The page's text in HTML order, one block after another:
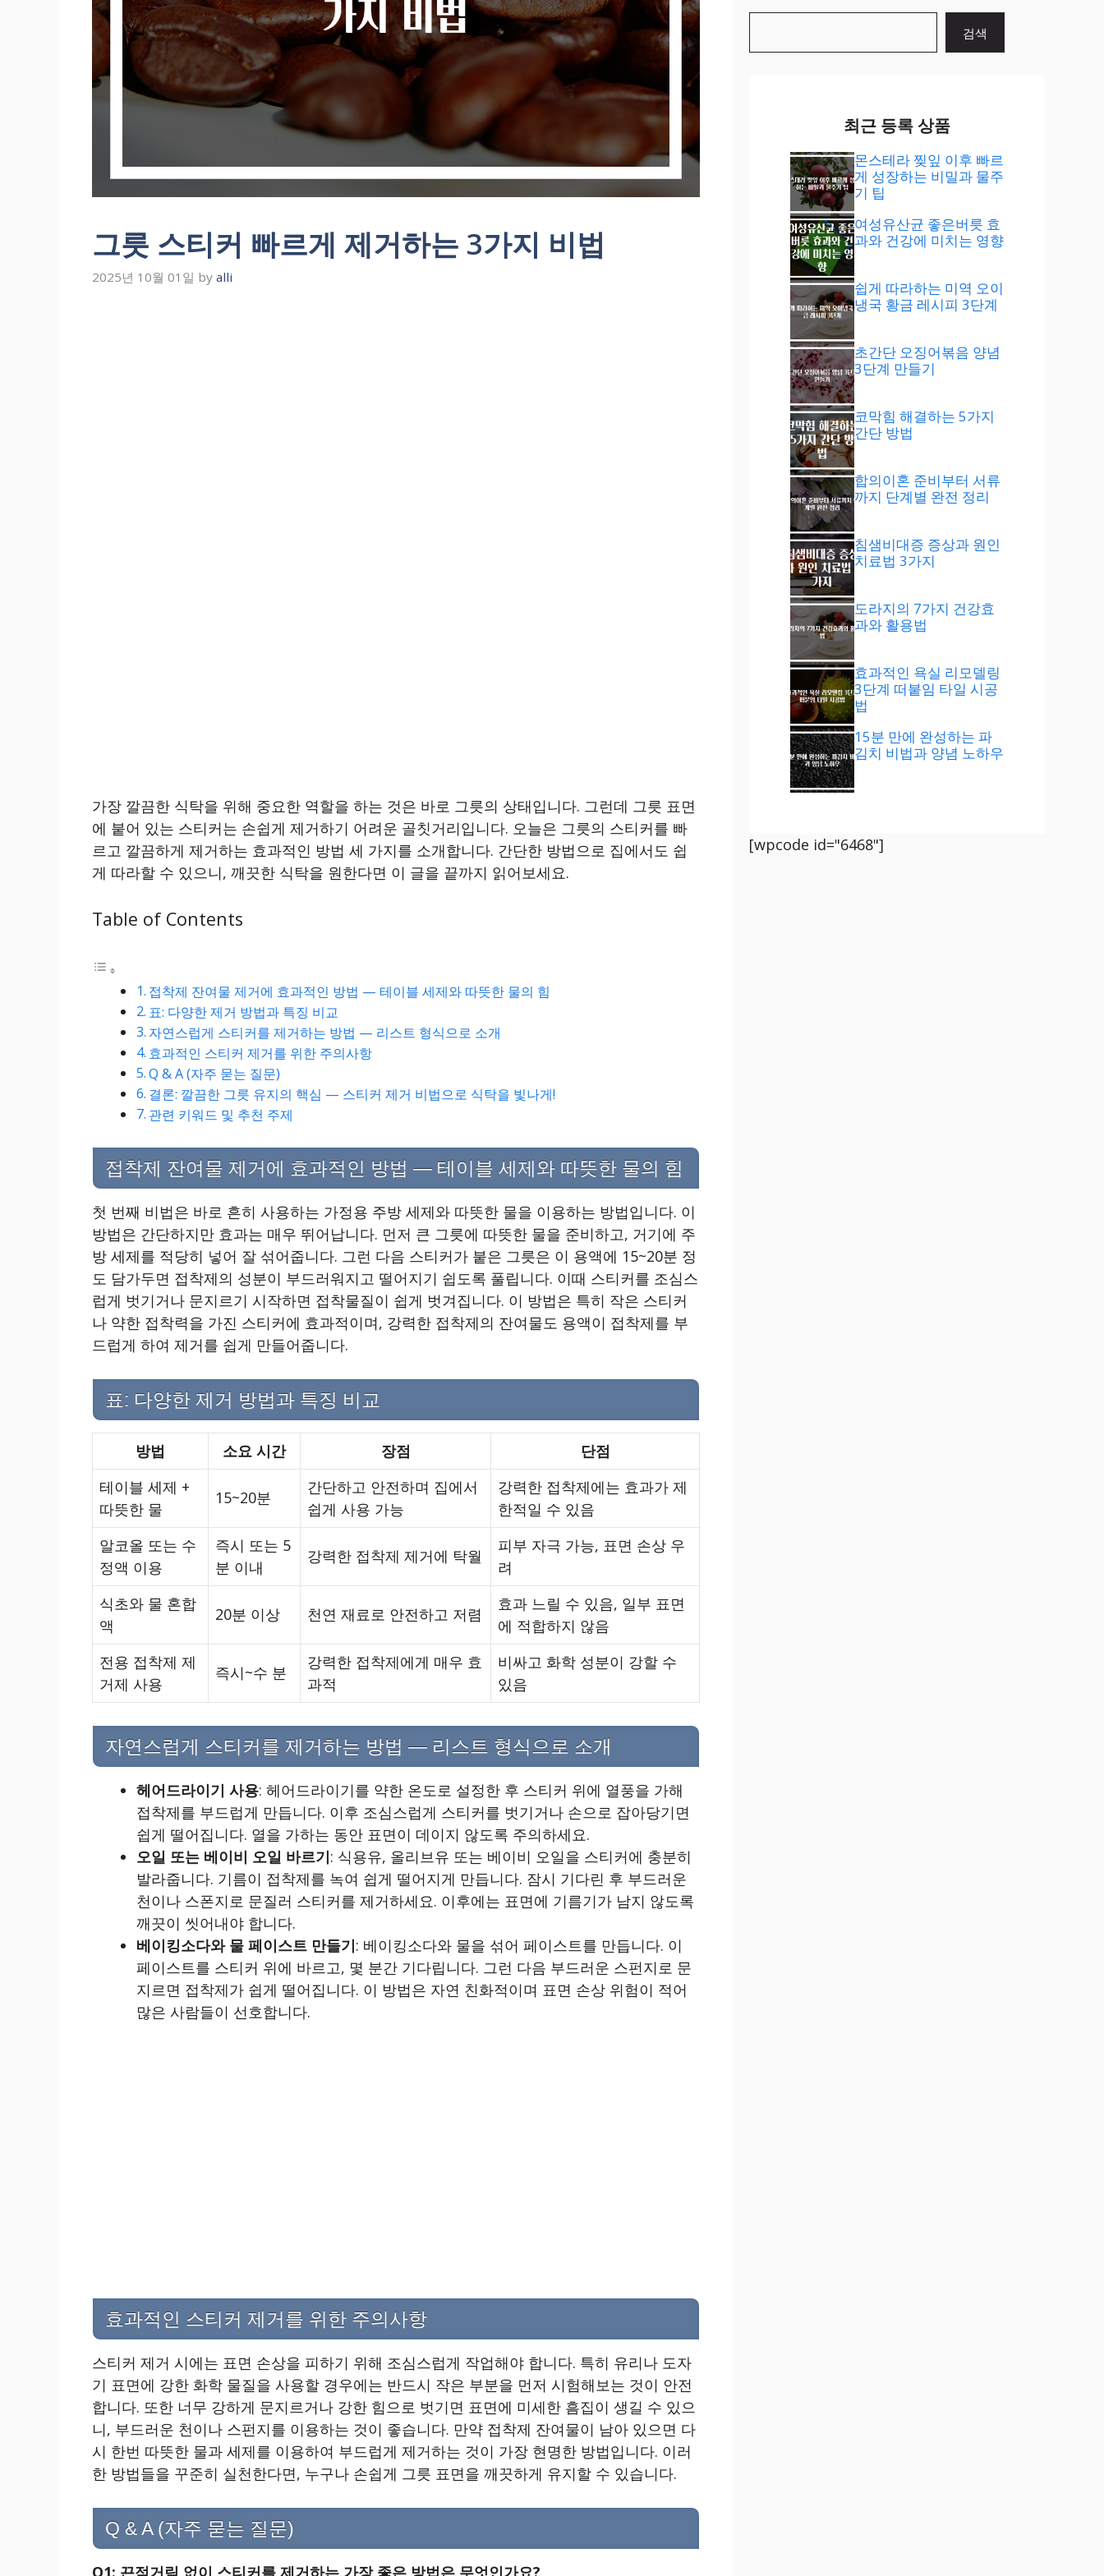
그릇 스티커 빠르게 제거하는 3가지 비법
2025년 10월 01일 by alli
가장 깔끔한 식탁을 위해 중요한 역할을 하는 것은 바로 그릇의 상태입니다. 그런데 그릇 표면
에 붙어 있는 스티커는 손쉽게 제거하기 어려운 골칫거리입니다. 오늘은 그릇의 스티커를 빠
르고 깔끔하게 제거하는 효과적인 방법 세 가지를 소개합니다. 간단한 방법으로 집에서도 쉽
게 따라할 수 있으니, 깨끗한 식탁을 원한다면 이 글을 끝까지 읽어보세요.
Table of Contents
접착제 잔여물 제거에 효과적인 방법 — 테이블 세제와 따뜻한 물의 힘
표: 다양한 제거 방법과 특징 비교
자연스럽게 스티커를 제거하는 방법 — 리스트 형식으로 소개
효과적인 스티커 제거를 위한 주의사항
Q & A (자주 묻는 질문)
결론: 깔끔한 그릇 유지의 핵심 — 스티커 제거 비법으로 식탁을 빛나게!
관련 키워드 및 추천 주제
접착제 잔여물 제거에 효과적인 방법 — 테이블 세제와 따뜻한 물의 힘
첫 번째 비법은 바로 흔히 사용하는 가정용 주방 세제와 따뜻한 물을 이용하는 방법입니다. 이
방법은 간단하지만 효과는 매우 뛰어납니다. 먼저 큰 그릇에 따뜻한 물을 준비하고, 거기에 주
방 세제를 적당히 넣어 잘 섞어줍니다. 그런 다음 스티커가 붙은 그릇은 이 용액에 15~20분 정
도 담가두면 접착제의 성분이 부드러워지고 떨어지기 쉽도록 풀립니다. 이때 스티커를 조심스
럽게 벗기거나 문지르기 시작하면 접착물질이 쉽게 벗겨집니다. 이 방법은 특히 작은 스티커
나 약한 접착력을 가진 스티커에 효과적이며, 강력한 접착제의 잔여물도 용액이 접착제를 부
드럽게 하여 제거를 쉽게 만들어줍니다.
표: 다양한 제거 방법과 특징 비교
방법 소요 시간 장점
단점
테이블 세제 +
따뜻한 물
15~20분
간단하고 안전하며 집에서
쉽게 사용 가능
강력한 접착제에는 효과가 제
한적일 수 있음
알코올 또는 수
정액 이용
즉시 또는 5
분 이내
강력한 접착제 제거에 탁월
피부 자극 가능, 표면 손상 우
려
식초와 물 혼합
액
20분 이상 천연 재료로 안전하고 저렴
효과 느릴 수 있음, 일부 표면
에 적합하지 않음
전용 접착제 제
거제 사용
즉시~수 분
강력한 접착제에게 매우 효
과적
비싸고 화학 성분이 강할 수
있음
자연스럽게 스티커를 제거하는 방법 — 리스트 형식으로 소개
헤어드라이기 사용: 헤어드라이기를 약한 온도로 설정한 후 스티커 위에 열풍을 가해
접착제를 부드럽게 만듭니다. 이후 조심스럽게 스티커를 벗기거나 손으로 잡아당기면
쉽게 떨어집니다. 열을 가하는 동안 표면이 데이지 않도록 주의하세요.
오일 또는 베이비 오일 바르기: 식용유, 올리브유 또는 베이비 오일을 스티커에 충분히
발라줍니다. 기름이 접착제를 녹여 쉽게 떨어지게 만듭니다. 잠시 기다린 후 부드러운
천이나 스폰지로 문질러 스티커를 제거하세요. 이후에는 표면에 기름기가 남지 않도록
깨끗이 씻어내야 합니다.
베이킹소다와 물 페이스트 만들기: 베이킹소다와 물을 섞어 페이스트를 만듭니다. 이
페이스트를 스티커 위에 바르고, 몇 분간 기다립니다. 그런 다음 부드러운 스펀지로 문
지르면 접착제가 쉽게 떨어집니다. 이 방법은 자연 친화적이며 표면 손상 위험이 적어
많은 사람들이 선호합니다.
효과적인 스티커 제거를 위한 주의사항
스티커 제거 시에는 표면 손상을 피하기 위해 조심스럽게 작업해야 합니다. 특히 유리나 도자
기 표면에 강한 화학 물질을 사용할 경우에는 반드시 작은 부분을 먼저 시험해보는 것이 안전
합니다. 또한 너무 강하게 문지르거나 강한 힘으로 벗기면 표면에 미세한 흠집이 생길 수 있으
니, 부드러운 천이나 스펀지를 이용하는 것이 좋습니다. 만약 접착제 잔여물이 남아 있으면 다
시 한번 따뜻한 물과 세제를 이용하여 부드럽게 제거하는 것이 가장 현명한 방법입니다. 이러
한 방법들을 꾸준히 실천한다면, 누구나 손쉽게 그릇 표면을 깨끗하게 유지할 수 있습니다.
Q & A (자주 묻는 질문)
Q1: 끈적거림 없이 스티커를 제거하는 가장 좋은 방법은 무엇인가요?
검색
최근 등록 상품
몬스테라 찢잎 이후 빠르
게 성장하는 비밀과 물주
기 팁
여성유산균 좋은버릇 효
과와 건강에 미치는 영향
쉽게 따라하는 미역 오이
냉국 황금 레시피 3단계
초간단 오징어볶음 양념
3단계 만들기
코막힘 해결하는 5가지
간단 방법
합의이혼 준비부터 서류
까지 단계별 완전 정리
침샘비대증 증상과 원인
치료법 3가지
도라지의 7가지 건강효
과와 활용법
효과적인 욕실 리모델링
3단계 떠붙임 타일 시공
법
15분 만에 완성하는 파
김치 비법과 양념 노하우
[wpcode id="6468"]